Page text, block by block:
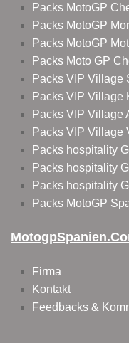
Packs MotoGP
Packs MotoGP
Packs MotoGP
Packs Moto GP
Packs VIP Village
Packs VIP Village
Packs VIP Village
Packs VIP Village
Packs hospitality
Packs hospitality
Packs hospitality
Packs MotoGP
Firma
Kontakt
Feedbacks &